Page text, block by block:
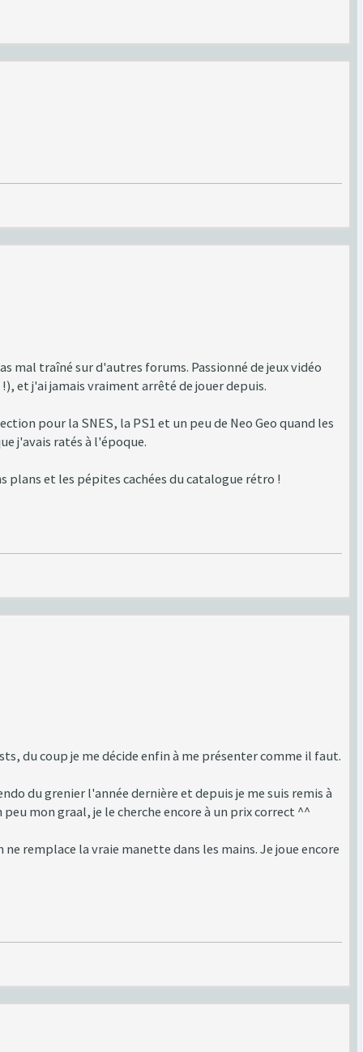
mal traîné sur d'autres forums. Passionné de jeux vidéo
et j'ai jamais vraiment arrêté de jouer depuis.
pour la SNES, la PS1 et un peu de Neo Geo quand les
j'avais ratés à l'époque.
plans et les pépites cachées du catalogue rétro !
du coup je me décide enfin à me présenter comme il faut.
du grenier l'année dernière et depuis je me suis remis à
mon graal, je le cherche encore à un prix correct ^^
remplace la vraie manette dans les mains. Je joue encore